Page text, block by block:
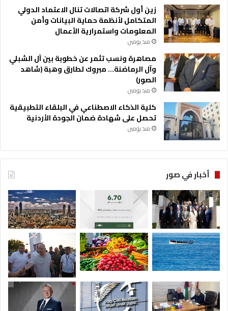
زين أول شركة اتصالات تنال الاعتماد الدولي
المتكامل لأنظمة حماية البيانات وأمن
المعلومات واستمرارية الأعمال
منذ يومين
مصاهرة ونسب تثمر عن خطوبة بين آل الشبلي
وآل الرماضنة… مبروك لطارق وهبة (شاهد
الصور)
منذ يومين
كلية الذكاء الاصطناعي في البلقاء التطبيقية
تحصل على شهادة ضمان الجودة الأردنية
منذ يومين
أخبار في صور